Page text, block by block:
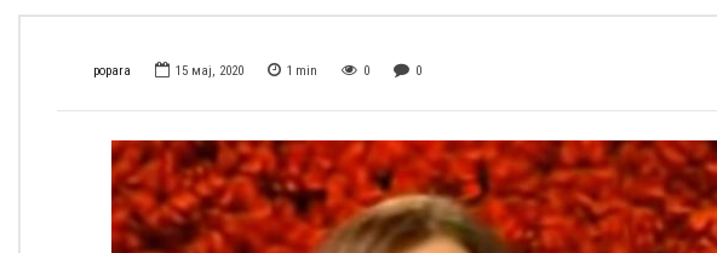
popara 15 мај, 2020 1 min 0 0